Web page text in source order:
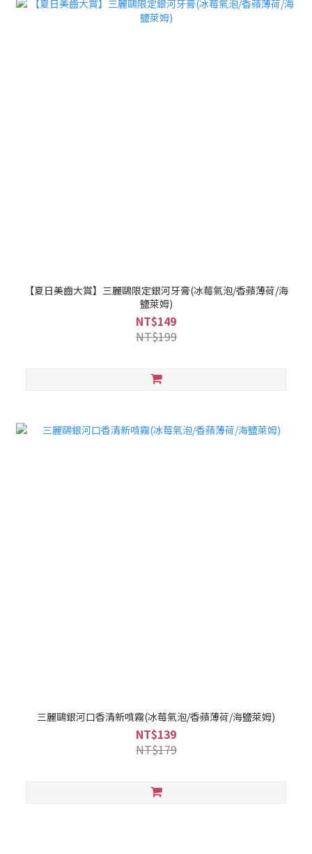
【夏日美齒大賞】三麗鷗限定銀河牙膏(冰莓氣泡/香蘋薄荷/海
鹽萊姆)
NT$149
NT$199
三麗鷗銀河口香清新噴霧(冰莓氣泡/香蘋薄荷/海鹽萊姆)
NT$139
NT$179